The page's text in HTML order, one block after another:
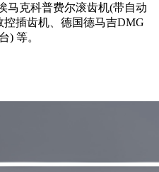
马克科普费尔滚齿机(带自动
控插齿机、德国德马吉DMG
) 等。